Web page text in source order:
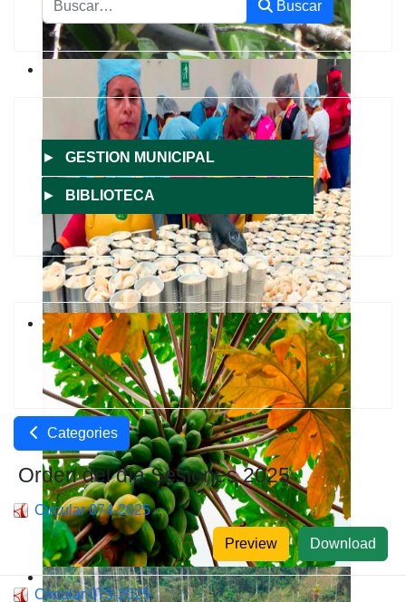
Buscar
► GESTION MUNICIPAL
► BIBLIOTECA
Categories
Orden del día Sesiones 2025
Circular 074-2025
Download
Preview
Circular 073-2025